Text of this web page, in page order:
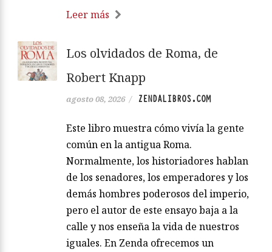
Leer más
Los olvidados de Roma, de
Robert Knapp
agosto 08, 2026 / ZENDALIBROS.COM
Este libro muestra cómo vivía la gente
común en la antigua Roma.
Normalmente, los historiadores hablan
de los senadores, los emperadores y los
demás hombres poderosos del imperio,
pero el autor de este ensayo baja a la
calle y nos enseña la vida de nuestros
iguales. En Zenda ofrecemos un